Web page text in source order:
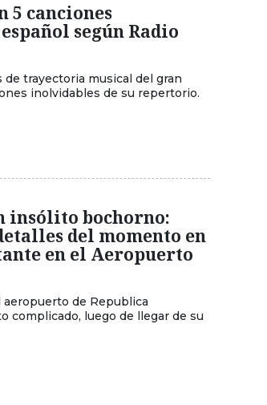
5 canciones
según Radio
de trayectoria musical del gran
inolvidables de su repertorio.
insólito bochorno:
del momento en
en el Aeropuerto
de Republica
complicado, luego de llegar de su